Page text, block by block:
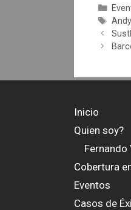
Inicio
Quien soy?
Fernando
Cobertura
Eventos
Casos de